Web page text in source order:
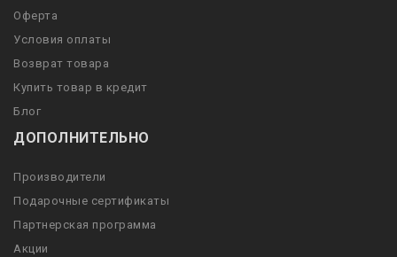
Оферта
Условия оплаты
Возврат товара
Купить товар в кредит
Блог
ДОПОЛНИТЕЛЬНО
Производители
Подарочные сертификаты
Партнерская программа
Акции